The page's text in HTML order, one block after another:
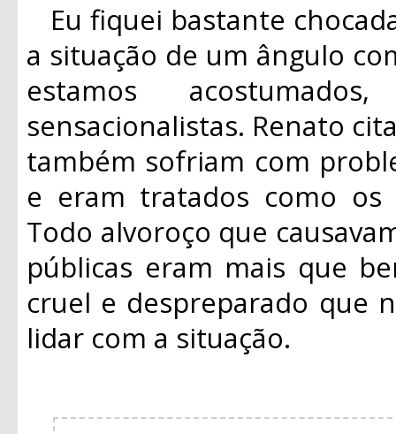
Eu fiquei bastante
a situação de um ângulo
estamos
sensacionalistas. Renato
também sofriam com
e eram tratados como os
Todo alvoroço que
públicas eram mais que
cruel e despreparado que
lidar com a situação.